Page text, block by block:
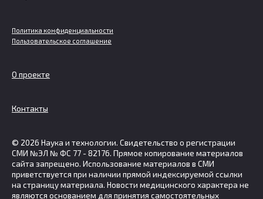
Политика конфиденциальности
Пользовательское соглашение
О проекте
Контакты
© 2026 Наука и технологии. Свидетельство о регистрации
СМИ №ЭЛ № ФС 77 - 82176. Прямое копирование материалов
сайта запрещено. Использование материалов в СМИ
приветствуется при наличии прямой индексируемой ссылки
на страницу материала. Новости медицинского характера не
являются основанием для принятия самостоятельных